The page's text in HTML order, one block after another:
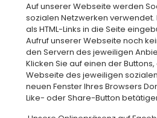
Auf unserer Webseite werden
sozialen Netzwerken verwendet.
als HTML-Links in die Seite
Aufruf unserer Webseite noch
den Servern des jeweiligen
Klicken Sie auf einen der
Webseite des jeweiligen
neuen Fenster Ihres Browsers
Like- oder Share-Button